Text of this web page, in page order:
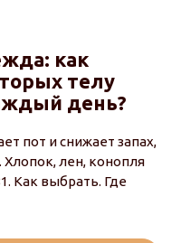
как
телу
день?
пот и снижает запах,
лен, конопля
Как выбрать. Где